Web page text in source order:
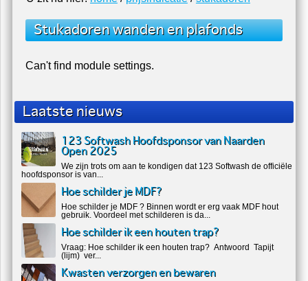
Stukadoren wanden en plafonds
Can't find module settings.
Laatste nieuws
123 Softwash Hoofdsponsor van Naarden
Open 2025
We zijn trots om aan te kondigen dat 123 Softwash de officiële
hoofdsponsor is van...
Hoe schilder je MDF?
Hoe schilder je MDF ? Binnen wordt er erg vaak MDF hout
gebruik. Voordeel met schilderen is da...
Hoe schilder ik een houten trap?
Vraag: Hoe schilder ik een houten trap? Antwoord Tapijt
(lijm) ver...
Kwasten verzorgen en bewaren